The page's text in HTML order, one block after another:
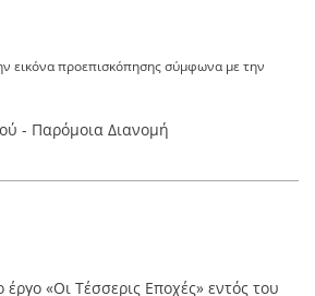
εικόνα προεπισκόπησης σύμφωνα με την
- Παρόμοια Διανομή
«Οι Τέσσερις Εποχές» εντός του